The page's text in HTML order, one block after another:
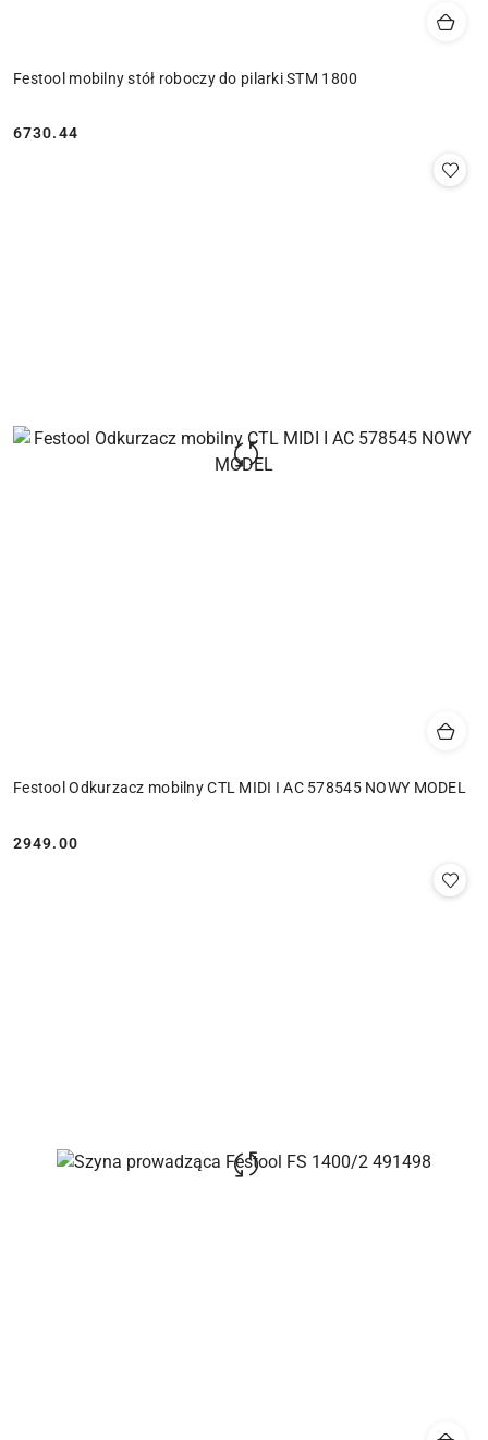
Festool mobilny stół roboczy do pilarki STM 1800
Cena:
6730.44
Festool Odkurzacz mobilny CTL MIDI I AC 578545 NOWY MODEL
Cena:
2949.00